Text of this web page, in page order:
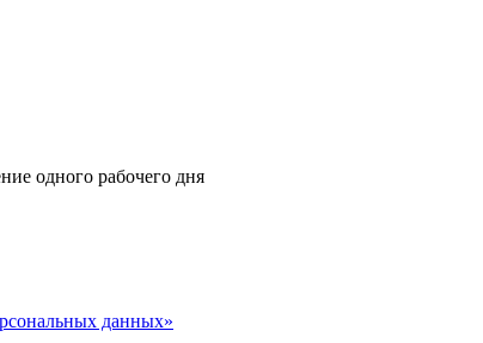
одного рабочего дня
данных»